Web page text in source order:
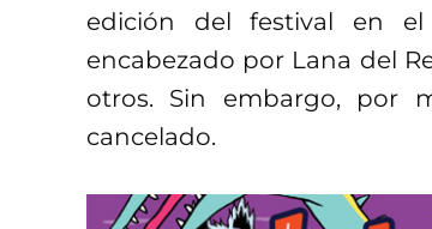
edición del festival en
encabezado por Lana del
otros. Sin embargo, por
cancelado.